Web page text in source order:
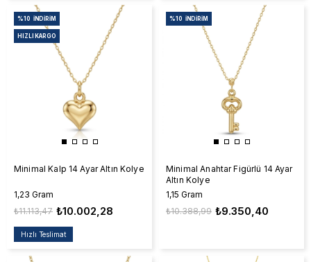
Minimal Kalp 14 Ayar Altın Kolye
1,23 Gram
₺10.002,28
₺11.113,47
Hızlı Teslimat
%10 İNDIRIM
HIZLI KARGO
Minimal Anahtar Figürlü 14 Ayar
Altın Kolye
1,15 Gram
₺9.350,40
₺10.388,99
%10 İNDIRIM